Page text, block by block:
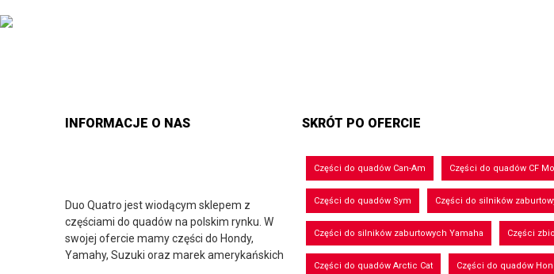
INFORMACJE O NAS
Duo Quatro jest wiodącym sklepem z
częściami do quadów na polskim rynku. W
swojej ofercie mamy części do Hondy,
Yamahy, Suzuki oraz marek amerykańskich
SKRÓT PO OFERCIE
Części do quadów Can-Am Części do quadów CF
Części do quadów Sym Części do silników
Części do silników zaburtowych Yamaha Części
Części do quadów Arctic Cat Części do quadów